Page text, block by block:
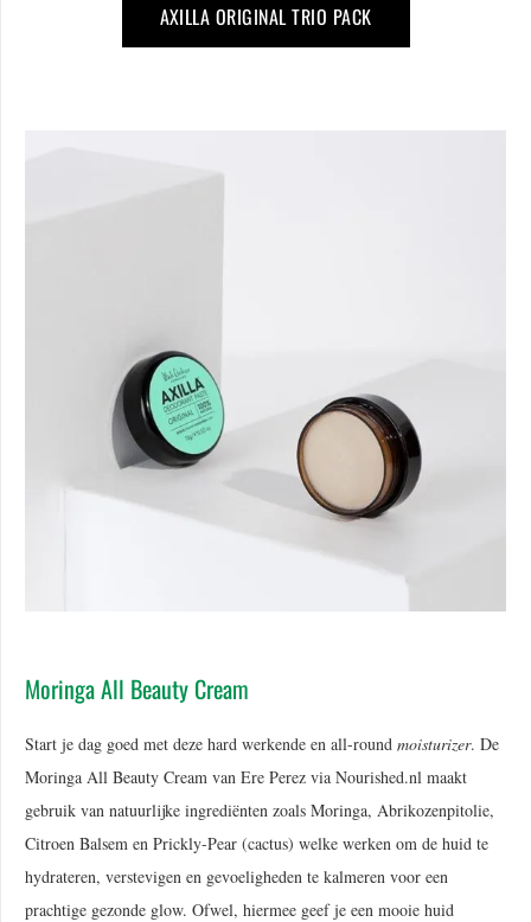
AXILLA ORIGINAL TRIO PACK
Moringa All Beauty Cream
Start je dag goed met deze hard werkende en all-round moisturizer. De
Moringa All Beauty Cream van Ere Perez via Nourished.nl maakt
gebruik van natuurlijke ingrediënten zoals Moringa, Abrikozenpitolie,
Citroen Balsem en Prickly-Pear (cactus) welke werken om de huid te
hydrateren, verstevigen en gevoeligheden te kalmeren voor een
prachtige gezonde glow. Ofwel, hiermee geef je een mooie huid